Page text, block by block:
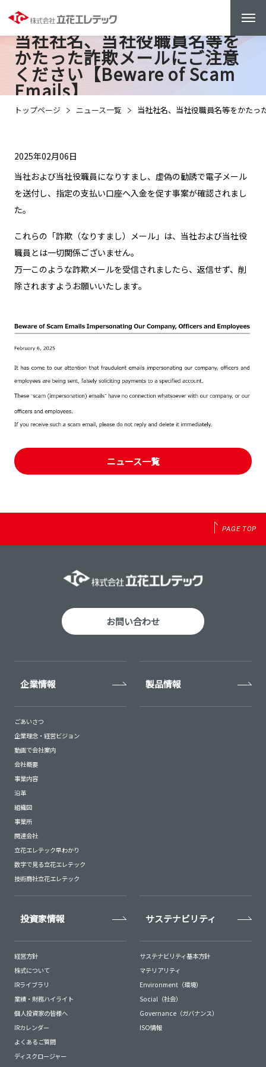
当社社名、当社役職員名等を
かたった詐欺メールにご注意
ください【Beware of Scam
Emails】
トップページ ニュース一覧 当社社名、当社役職員名等をかた
2025年02月06日
当社および当社役職員になりすまし、虚偽の勧誘で電子メール
を送付し、指定の支払い口座へ入金を促す事案が確認されまし
た。
これらの「詐欺（なりすまし）メール」は、当社および当社役
職員とは一切関係ございません。
万一このような詐欺メールを受信されましたら、返信せず、削
除されますようお願いいたします。
ニュース一覧
PAGE TOP
お問い合わせ
企業情報
ごあいさつ
企業理念・経営ビジョン
動画で会社案内
会社概要
事業内容
沿革
組織図
事業所
関連会社
立花エレテック早わかり
数字で見る立花エレテック
技術商社立花エレテック
製品情報
投資家情報
経営方針
株式について
IRライブラリ
業績・財務ハイライト
個人投資家の皆様へ
IRカレンダー
よくあるご質問
ディスクロージャー
サステナビリティ
サステナビリティ基本方針
マテリアリティ
Environment（環境）
Social（社会）
Governance（ガバナンス）
ISO情報